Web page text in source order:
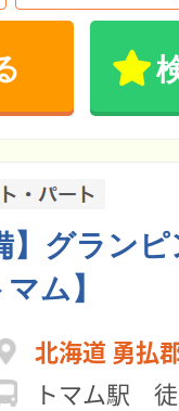
】グラン
ム】
北海道 勇払
トマム駅